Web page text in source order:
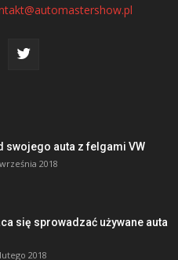
swojego auta z felgami VW
2018
się sprowadzać używane auta
2018